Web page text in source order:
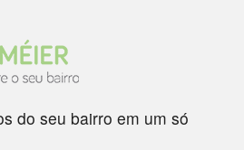
do seu bairro em um só